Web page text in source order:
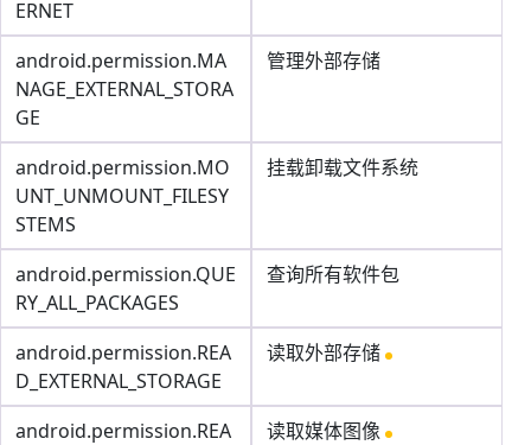
ERNET
android.permission.MA
NAGE_EXTERNAL_STORA
GE
管理外部存储
android.permission.MO
UNT_UNMOUNT_FILESY
STEMS
挂载卸载文件系统
android.permission.QUE
RY_ALL_PACKAGES
查询所有软件包
android.permission.REA
D_EXTERNAL_STORAGE
读取外部存储
android.permission.REA
读取媒体图像